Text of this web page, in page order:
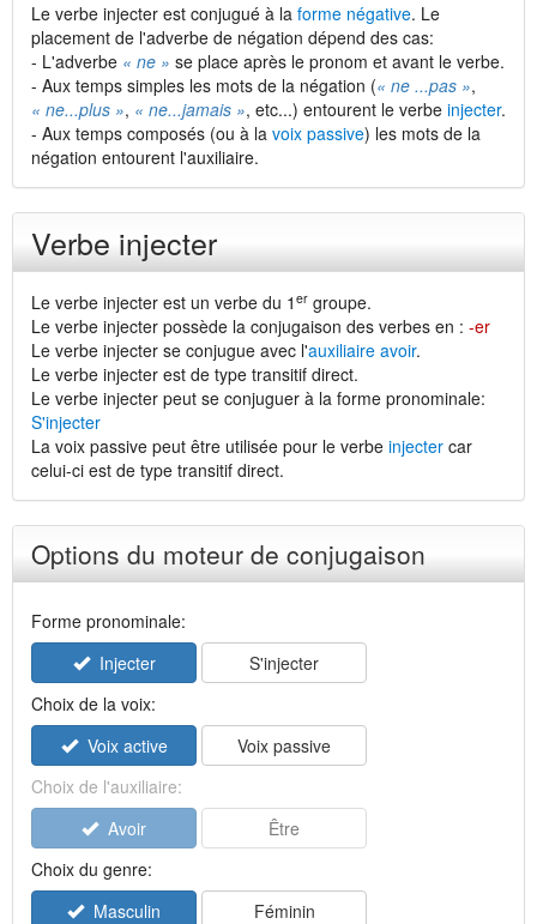
Le verbe injecter est conjugué à la forme négative. Le
placement de l'adverbe de négation dépend des cas:
- L'adverbe « ne » se place après le pronom et avant le verbe.
- Aux temps simples les mots de la négation (« ne ...pas »,
« ne...plus », « ne...jamais », etc...) entourent le verbe injecter.
- Aux temps composés (ou à la voix passive) les mots de la
négation entourent l'auxiliaire.
Verbe injecter
Le verbe injecter est un verbe du 1 er groupe.
Le verbe injecter possède la conjugaison des verbes en : -er
Le verbe injecter se conjugue avec l'auxiliaire avoir.
Le verbe injecter est de type transitif direct.
Le verbe injecter peut se conjuguer à la forme pronominale:
S'injecter
La voix passive peut être utilisée pour le verbe injecter car
celui-ci est de type transitif direct.
Options du moteur de conjugaison
Forme pronominale:
Injecter
S'injecter
Choix de la voix:
Voix active
Voix passive
Choix de l'auxiliaire:
Avoir
Être
Choix du genre:
Masculin
Féminin